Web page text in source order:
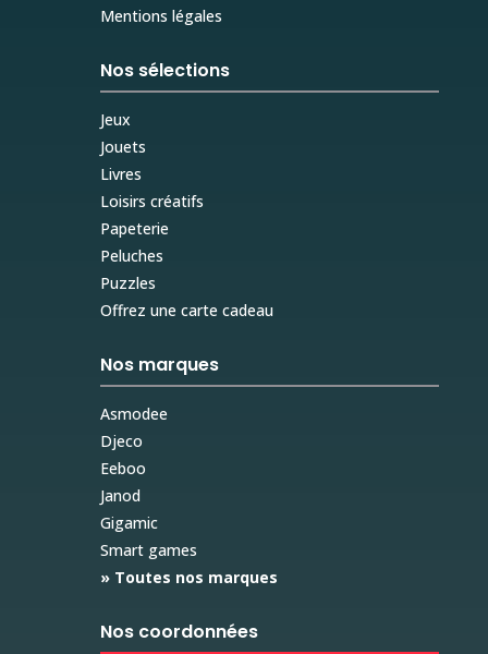
Mentions légales
Nos sélections
Jeux
Jouets
Livres
Loisirs créatifs
Papeterie
Peluches
Puzzles
Offrez une carte cadeau
Nos marques
Asmodee
Djeco
Eeboo
Janod
Gigamic
Smart games
» Toutes nos marques
Nos coordonnées